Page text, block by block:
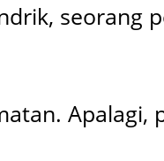
seorang
Apalagi,